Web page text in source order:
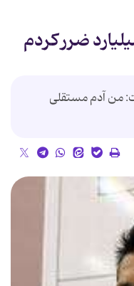
من آدم مستقلی